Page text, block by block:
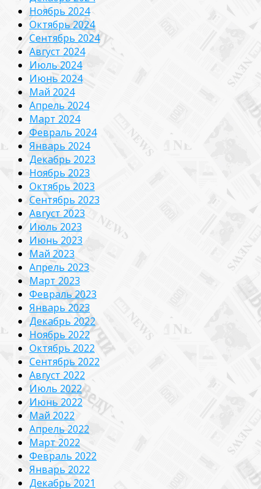
Ноябрь 2024
Октябрь 2024
Сентябрь 2024
Август 2024
Июль 2024
Июнь 2024
Май 2024
Апрель 2024
Март 2024
Февраль 2024
Январь 2024
Декабрь 2023
Ноябрь 2023
Октябрь 2023
Сентябрь 2023
Август 2023
Июль 2023
Июнь 2023
Май 2023
Апрель 2023
Март 2023
Февраль 2023
Январь 2023
Декабрь 2022
Ноябрь 2022
Октябрь 2022
Сентябрь 2022
Август 2022
Июль 2022
Июнь 2022
Май 2022
Апрель 2022
Март 2022
Февраль 2022
Январь 2022
Декабрь 2021